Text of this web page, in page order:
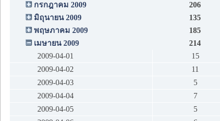
กรกฎาคม 2009
206
มิถุนายน 2009
135
พฤษภาคม 2009
185
เมษายน 2009
214
2009-04-01
15
2009-04-02
11
2009-04-03
5
2009-04-04
7
2009-04-05
5